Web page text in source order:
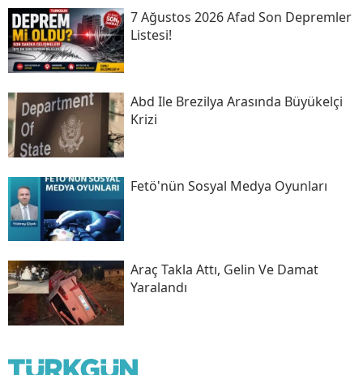
7 Ağustos 2026 Afad Son Depremler
Listesi!
Abd Ile Brezilya Arasında Büyükelçi
Krizi
Fetö'nün Sosyal Medya Oyunları
Araç Takla Attı, Gelin Ve Damat
Yaralandı